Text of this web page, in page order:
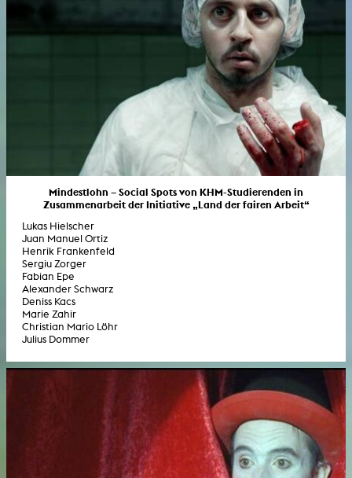
Mindestlohn – Social Spots von KHM-Studierenden in
Zusammenarbeit der Initiative „Land der fairen Arbeit“
Lukas Hielscher
Juan Manuel Ortiz
Henrik Frankenfeld
Sergiu Zorger
Fabian Epe
Alexander Schwarz
Deniss Kacs
Marie Zahir
Christian Mario Löhr
Julius Dommer